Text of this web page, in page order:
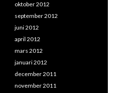
oktober 2012
september 2012
juni 2012
april 2012
mars 2012
januari 2012
december 2011
november 2011